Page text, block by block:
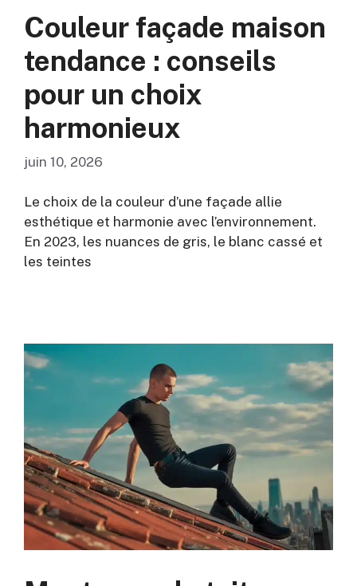
Couleur façade maison
tendance : conseils
pour un choix
harmonieux
juin 10, 2026
Le choix de la couleur d’une façade allie
esthétique et harmonie avec l’environnement.
En 2023, les nuances de gris, le blanc cassé et
les teintes